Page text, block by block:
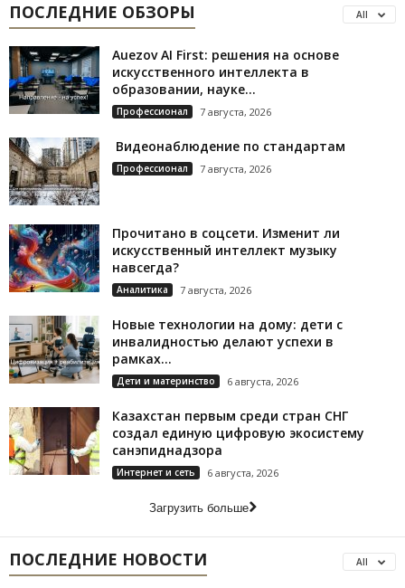
ПОСЛЕДНИЕ ОБЗОРЫ All
Auezov AI First: решения на основе
искусственного интеллекта в
образовании, науке...
Профессионал 7 августа, 2026
Видеонаблюдение по стандартам
Профессионал 7 августа, 2026
Прочитано в соцсети. Изменит ли
искусственный интеллект музыку
навсегда?
Аналитика 7 августа, 2026
Новые технологии на дому: дети с
инвалидностью делают успехи в
рамках...
Дети и материнство 6 августа, 2026
Казахстан первым среди стран СНГ
создал единую цифровую экосистему
санэпиднадзора
Интернет и сеть 6 августа, 2026
Загрузить больше
ПОСЛЕДНИЕ НОВОСТИ All